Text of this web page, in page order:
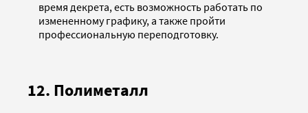
время декрета, есть возможность работать по
измененному графику, а также пройти
профессиональную переподготовку.
12. Полиметалл